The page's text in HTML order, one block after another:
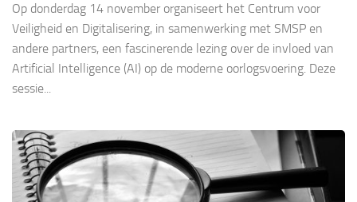
Op donderdag 14 november organiseert het Centrum voor
Veiligheid en Digitalisering, in samenwerking met SMSP en
andere partners, een fascinerende lezing over de invloed van
Artificial Intelligence (AI) op de moderne oorlogsvoering. Deze
sessie...